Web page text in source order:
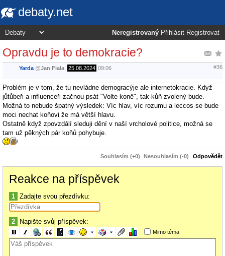
debaty.net
Neregistrovaný Přihlásit Registrovat
Opravdu je to demokracie?
Yarda @Jan Fiala 25.08.2024 09:06 #36
Problém je v tom, že tu nevládne demogracýje ale internetokracie. Když
jůtůbeři a influenceři začnou psát "Volte koně", tak kůň zvolený bude.
Možná to nebude špatný výsledek: Víc hlav, víc rozumu a leccos se bude
moci nechat koňovi že má větší hlavu.
Ostatně když zpovzdálí sleduji dění v naší vrcholové politice, možná se
tam už pěkných pár koňů pohybuje.
Souhlasím (+0) Nesouhlasím (-0) Odpovědět
Reakce na příspěvek
1 Zadajte svou přezdívku:
2 Napište svůj příspěvek:
Mimo téma